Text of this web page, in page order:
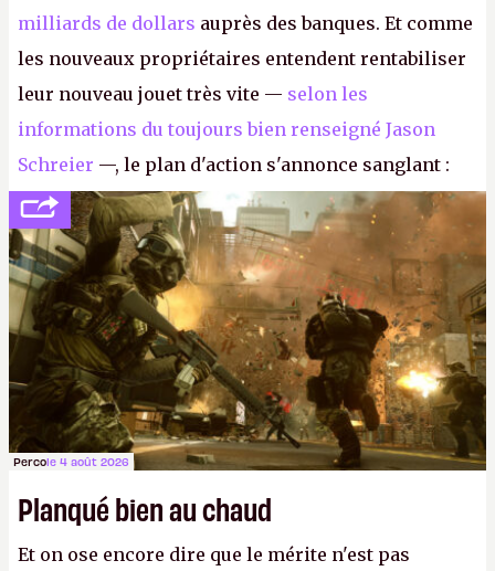
milliards de dollars auprès des banques. Et comme
les nouveaux propriétaires entendent rentabiliser
leur nouveau jouet très vite — selon les
informations du toujours bien renseigné Jason
Schreier —, le plan d'action s'annonce sanglant :
réductions de coûts drastiques, fermetures de
studios et licenciements massifs. En gros, essorer
FCetBattlefield, puis virer le reste.P.
Percole 4 août 2026
Planqué bien au chaud
Et on ose encore dire que le mérite n'est pas